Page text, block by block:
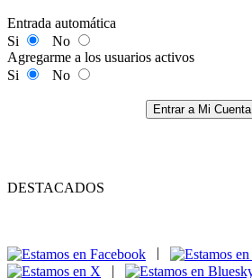
Entrada automática
Si
No
Agregarme a los usuarios activos
Si
No
Entrar a Mi Cuenta
DESTACADOS
|